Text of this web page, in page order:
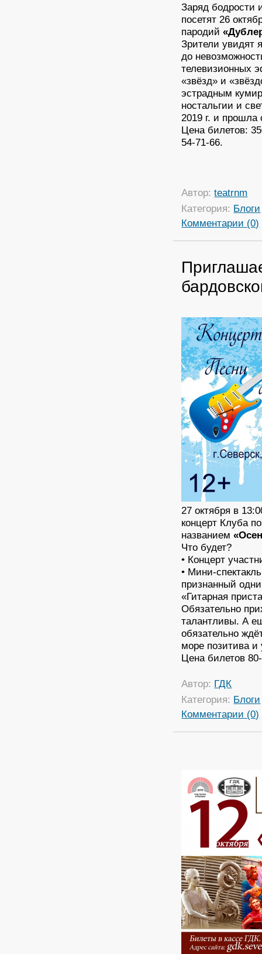
Заряд бодрости
посетят 26
пародий
Зрители увидят
до
телевизионных
«звёзд» и
эстрадным
ностальгии и
2019 г. и
Цена билетов:
54-71-66.
Автор:teatrnm
Категория: Блоги
Комментарии (0)
27 октября в
концерт Клуба
названием
Что будет?
• Концерт
• Мини-
признанный
«Гитарная
Обязательно
талантливы. А
обязательно
море позитива и
Цена билетов
Автор: ГДК
Категория: Блоги
Комментарии (0)